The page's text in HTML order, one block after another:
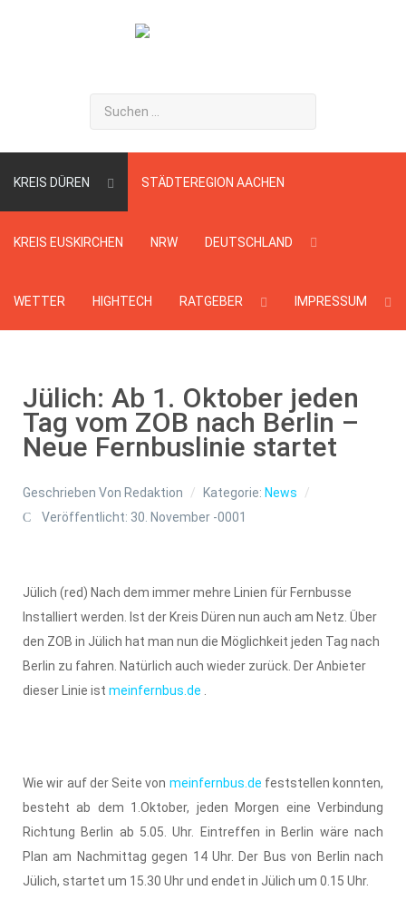
Suchen
...
KREIS DÜREN STÄDTEREGION AACHEN
KREIS EUSKIRCHEN NRW DEUTSCHLAND
WETTER HIGHTECH RATGEBER IMPRESSUM
Jülich: Ab 1. Oktober jeden
Tag vom ZOB nach Berlin –
Neue Fernbuslinie startet
Geschrieben Von Redaktion Kategorie: News
Veröffentlicht: 30. November -0001
Jülich (red) Nach dem immer mehre Linien für Fernbusse
Installiert werden. Ist der Kreis Düren nun auch am Netz. Über
den ZOB in Jülich hat man nun die Möglichkeit jeden Tag nach
Berlin zu fahren. Natürlich auch wieder zurück. Der Anbieter
dieser Linie ist meinfernbus.de
Wie wir auf der Seite von meinfernbus.de feststellen konnten,
besteht ab dem 1.Oktober, jeden Morgen eine Verbindung
Richtung Berlin ab 5.05. Uhr. Eintreffen in Berlin wäre nach
Plan am Nachmittag gegen 14 Uhr. Der Bus von Berlin nach
Jülich, startet um 15.30 Uhr und endet in Jülich um 0.15 Uhr.